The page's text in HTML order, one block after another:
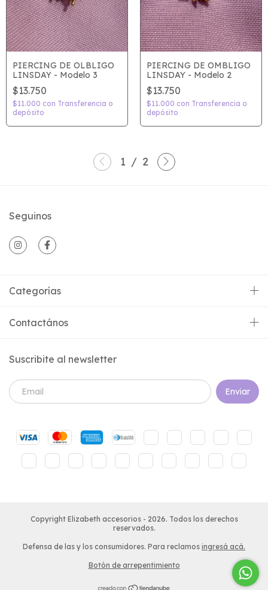
PIERCING DE OLBLIGO
LINSDAY - Modelo 3
$13.750
$11.000 con Transferencia o
depósito
PIERCING DE OMBLIGO
LINSDAY - Modelo 2
$13.750
$11.000 con Transferencia o
depósito
1 / 2
Seguinos
Categorías
Contactános
Suscribite al newsletter
Copyright Elizabeth accesorios - 2026. Todos los derechos
reservados.
Defensa de las y los consumidores. Para reclamos ingresá acá.
Botón de arrepentimiento